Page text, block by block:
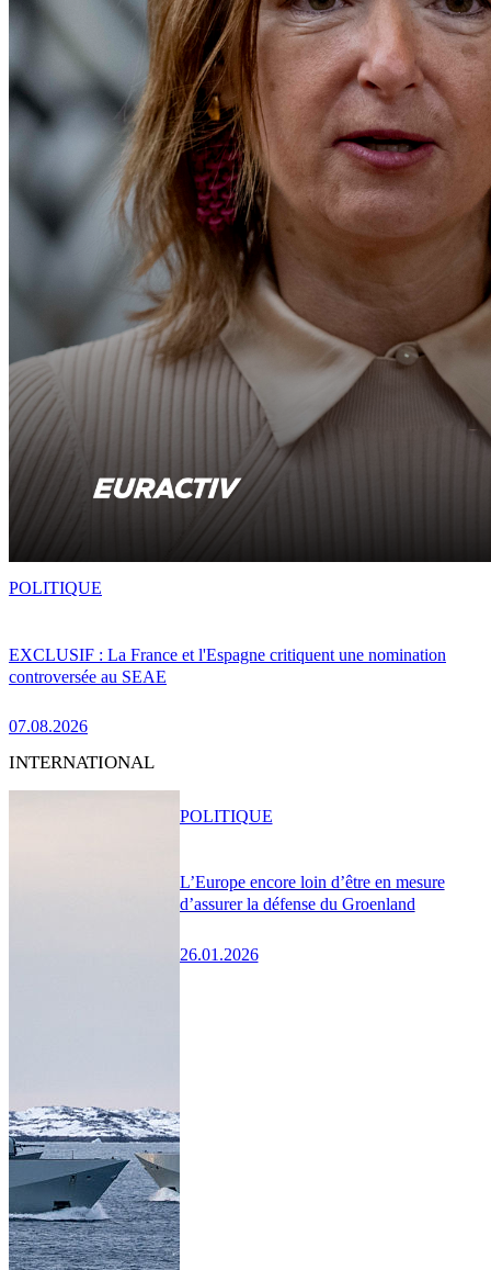
EXCLUSIF : La France et l'Espagne critiquent une nomination
controversée au SEAE
07.08.2026
POLITIQUE
INTERNATIONAL
L’Europe encore loin d’être en mesure
d’assurer la défense du Groenland
26.01.2026
POLITIQUE